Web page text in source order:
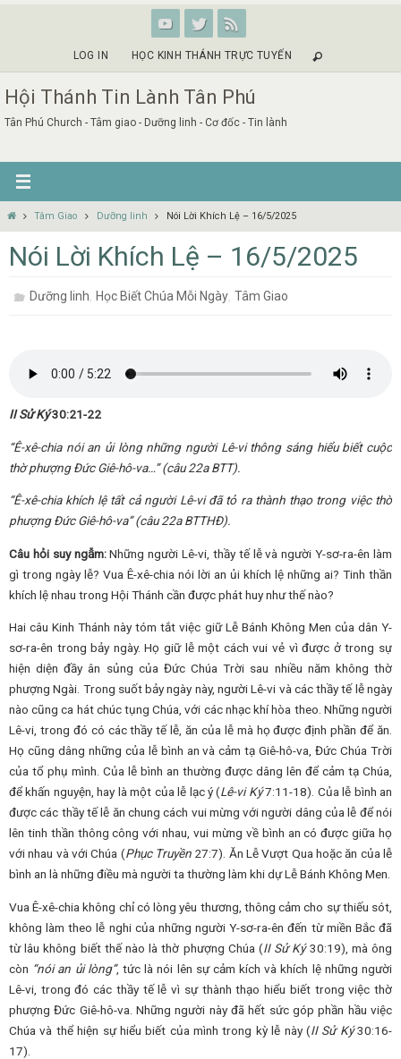
LOG IN HỌC KINH THÁNH TRỰC TUYẾN
Hội Thánh Tin Lành Tân Phú
Tân Phú Church - Tâm giao - Dưỡng linh - Cơ đốc - Tin lành
HomeTâm Giao Dưỡng linh Nói Lời Khích Lệ – 16/5/2025
Nói Lời Khích Lệ – 16/5/2025
Dưỡng linh,Học Biết Chúa Mỗi Ngày,Tâm Giao
II Sử Ký30:21-22
“Ê-xê-chia nói an ủi lòng những người Lê-vi thông sáng hiểu biết cuộc
thờ phượng Đức Giê-hô-va…”(câu 22a BTT).
“Ê-xê-chia khích lệ tất cả người Lê-vi đã tỏ ra thành thạo trong việc thờ
phượng Đức Giê-hô-va” (câu 22a BTTHĐ).
Câu hỏi suy ngẫm:Những người Lê-vi, thầy tế lễ và người Y-sơ-ra-ên làm
gì trong ngày lễ? Vua Ê-xê-chia nói lời an ủi khích lệ những ai? Tinh thần
khích lệ nhau trong Hội Thánh cần được phát huy như thế nào?
Hai câu Kinh Thánh này tóm tắt việc giữ Lễ Bánh Không Men của dân Y-
sơ-ra-ên trong bảy ngày. Họ giữ lễ một cách vui vẻ vì được ở trong sự
hiện diện đầy ân sủng của Đức Chúa Trời sau nhiều năm không thờ
phượng Ngài. Trong suốt bảy ngày này, người Lê-vi và các thầy tế lễ ngày
nào cũng ca hát chúc tụng Chúa, với các nhạc khí hòa theo. Những người
Lê-vi, trong đó có các thầy tế lễ, ăn của lễ mà họ được định phần để ăn.
Họ cũng dâng những của lễ bình an và cảm tạ Giê-hô-va, Đức Chúa Trời
của tổ phụ mình. Của lễ bình an thường được dâng lên để cảm tạ Chúa,
để khấn nguyện, hay là một của lễ lạc ý (Lê-vi Ký7:11-18). Của lễ bình an
được các thầy tế lễ ăn chung cách vui mừng với người dâng của lễ để nói
lên tinh thần thông công với nhau, vui mừng về bình an có được giữa họ
với nhau và với Chúa (Phục Truyền 27:7). Ăn Lễ Vượt Qua hoặc ăn của lễ
bình an là những điều mà người ta thường làm khi dự Lễ Bánh Không Men.
Vua Ê-xê-chia không chỉ có lòng yêu thương, thông cảm cho sự thiếu sót,
không làm theo lễ nghi của những người Y-sơ-ra-ên đến từ miền Bắc đã
từ lâu không biết thế nào là thờ phượng Chúa (II Sử Ký30:19), mà ông
còn “nói an ủi lòng”, tức là nói lên sự cảm kích và khích lệ những người
Lê-vi, trong đó các thầy tế lễ vì sự thành thạo hiểu biết trong việc thờ
phượng Đức Giê-hô-va. Những người này đã hết sức góp phần hầu việc
Chúa và thể hiện sự hiểu biết của mình trong kỳ lễ này (II Sử Ký30:16-
17).